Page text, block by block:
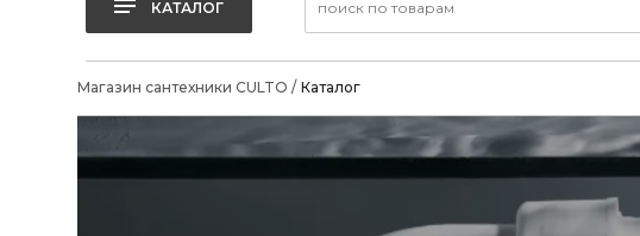
КАТАЛОГ
Магазин сантехники CULTO / Каталог